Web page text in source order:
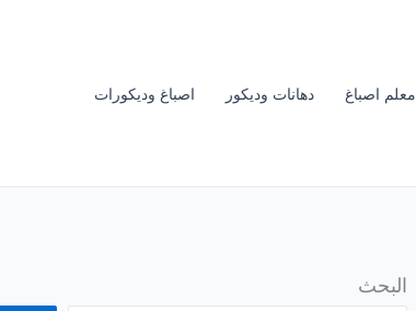
معلم اصباغ دهانات وديكور اصباغ وديكورات
البحث